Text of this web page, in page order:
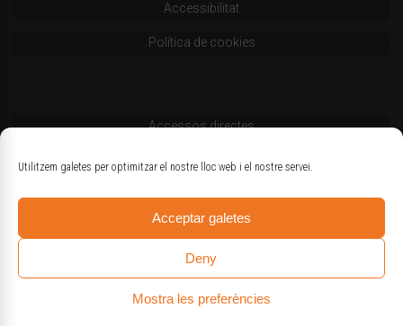
Utilitzem galetes per optimitzar el nostre lloc web i el nostre servei.
Acceptar galetes
Deny
Mostra les preferències
Accessibilitat
Política de cookies
Accessos directes
Codi deontològic
Estatuts
Logotips oficials